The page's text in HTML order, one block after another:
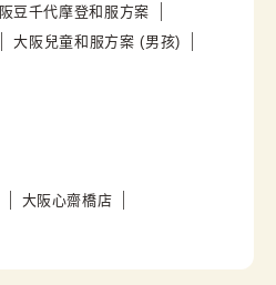
豆千代摩登和服方案
大阪兒童和服方案 (男孩)
大阪心齋橋店